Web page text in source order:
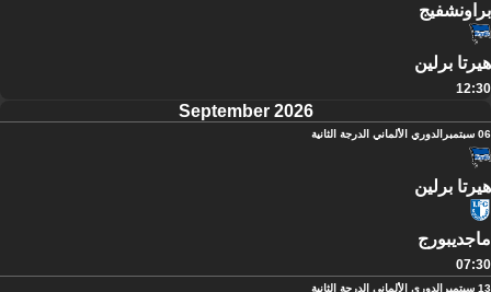
براونشفيج
هيرتا برلين
12:30
September 2026
06 سبتمبر الدوري الألماني الدرجة الثانية
هيرتا برلين
ماجديبورج
07:30
13 سبتمبر الدوري الألماني الدرجة الثانية